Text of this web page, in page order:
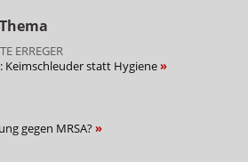
ERREGER
Keimschleuder statt Hygiene
gegen MRSA?